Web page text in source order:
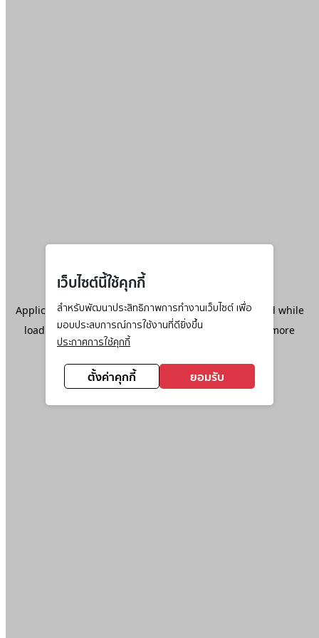
เว็บไซต์นี้ใช้คุกกี้
สำหรับพัฒนาประสิทธิภาพการทำงานเว็บไซต์ เพื่อ
มอบประสบการณ์การใช้งานที่ดียิ่งขึ้น
ประกาศการใช้คุกกี้
ตั้งค่าคุกกี้ ยอมรับ
Application error: aclient-side exception has occurred while
loadingwww.ktc.co.th(see the browser console
for more
information).